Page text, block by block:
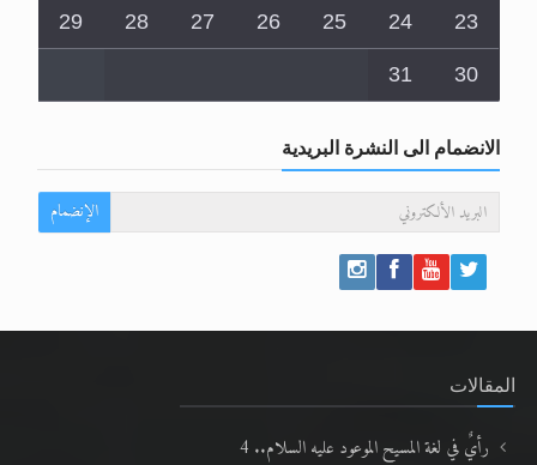
23
24
25
26
27
28
29
30
31
الانضمام الى النشرة البريدية
الإنضمام
المقالات
رأيٌ في لغة المسيح الموعود عليه السلام.. 4